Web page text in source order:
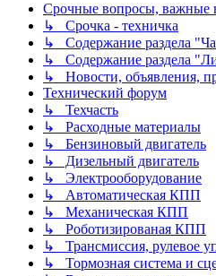
Срочные вопросы, важные
↳ Срочка - техничка
↳ Содержание раздела
↳ Содержание раздела
↳ Новости, объявления,
Технический форум
↳ Техчасть
↳ Расходные материалы
↳ Бензиновый двигатель
↳ Дизельный двигатель
↳ Электрооборудование
↳ Автоматическая КПП
↳ Механическая КПП
↳ Роботизированая КПП
↳ Трансмиссия, рулевое
↳ Тормозная система и